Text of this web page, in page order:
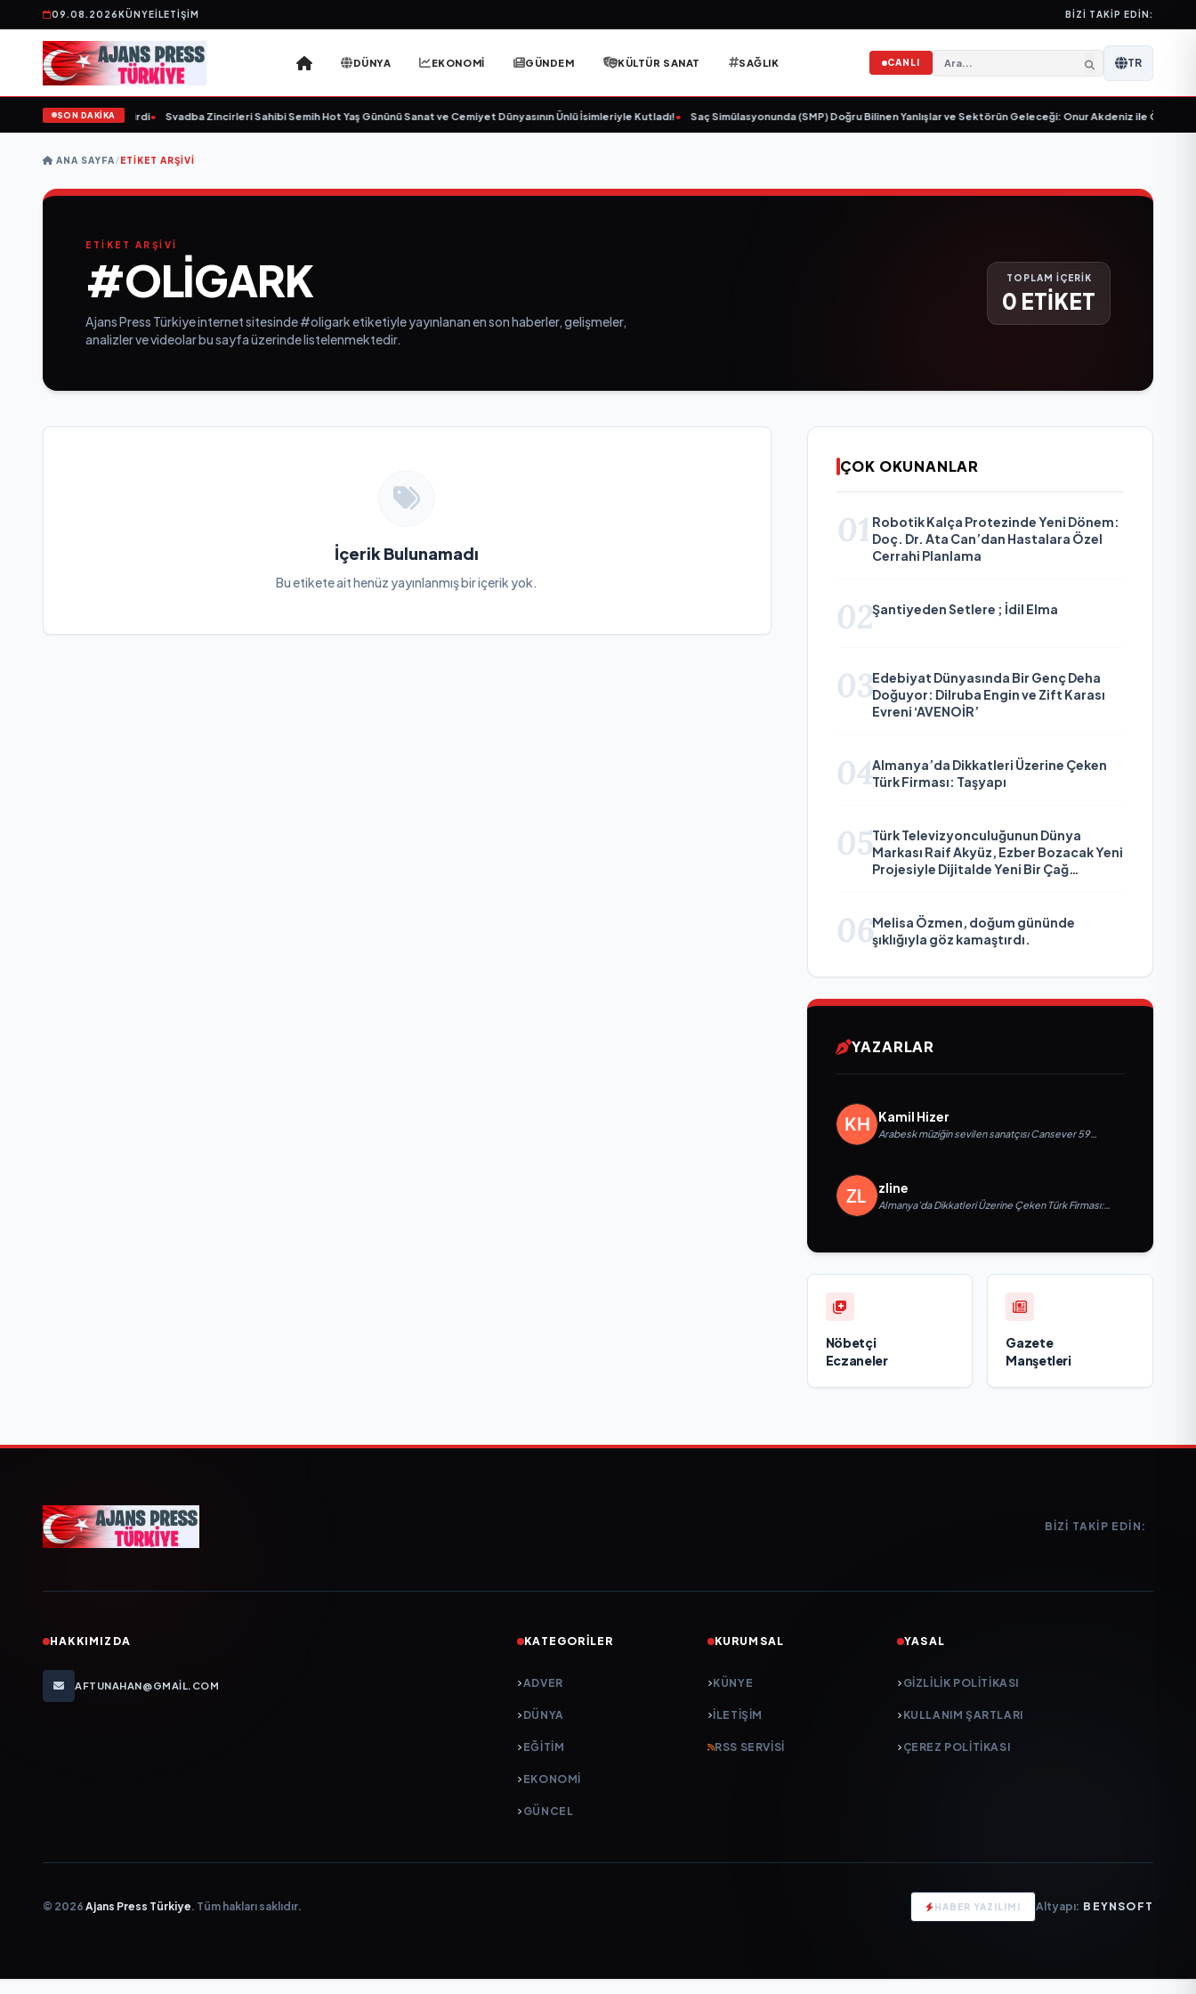
09.08.2026KÜNYEİLETIŞIM BIZI TAKIP EDIN:
DÜNYA EKONOMİ GÜNDEM KÜLTÜR SANAT SAĞLIK CANLI TR
SON DAKİKA
yaşında yaşamını yitirdi• Svadba Zincirleri Sahibi Semih Hot Yaş Gününü Sanat ve Cemiyet Dünyasının Ünlü İsimleriyle Kutladı!• Saç Simülasyonunda (SMP) Doğru Bilinen Yanlışlar ve Sektörün Geleceği: Onur Akdeniz ile Özel
ANA SAYFA/ETIKET ARŞIVI
ETİKET ARŞİVİ
#OLIGARK
Ajans Press Türkiye internet sitesinde #oligark etiketiyle yayınlanan en son haberler, gelişmeler,
analizler ve videolar bu sayfa üzerinde listelenmektedir.
TOPLAM İÇERİK
0 ETİKET
İçerik Bulunamadı
Bu etikete ait henüz yayınlanmış bir içerik yok.
ÇOK OKUNANLAR
01 Robotik Kalça Protezinde Yeni Dönem:
Doç. Dr. Ata Can’dan Hastalara Özel
Cerrahi Planlama
02Şantiyeden Setlere ; İdil Elma
03Edebiyat Dünyasında Bir Genç Deha
Doğuyor: Dilruba Engin ve Zift Karası
Evreni ‘AVENOİR’
04Almanya’da Dikkatleri Üzerine Çeken
Türk Firması: Taşyapı
05Türk Televizyonculuğunun Dünya
Markası Raif Akyüz, Ezber Bozacak Yeni
Projesiyle Dijitalde Yeni Bir Çağ
06Melisa Özmen, doğum gününde
şıklığıyla göz kamaştırdı.
YAZARLAR
Kamil Hizer
Arabesk müziğin sevilen sanatçısı Cansever 59
zline
Almanya’da Dikkatleri Üzerine Çeken Türk Firması:
Nöbetçi
Eczaneler
Gazete
Manşetleri
BIZI TAKIP EDIN:
HAKKIMIZDA
AFTUNAHAN@GMAIL.COM
KATEGORILER
ADVER
DÜNYA
EĞİTİM
EKONOMİ
GÜNCEL
KURUMSAL
KÜNYE
İLETIŞIM
RSS SERVISI
YASAL
GIZLILIK POLITIKASI
KULLANIM ŞARTLARI
ÇEREZ POLITIKASI
© 2026 Ajans Press Türkiye. Tüm hakları saklıdır. HABER YAZILIMI Altyapı: BEYNSOFT